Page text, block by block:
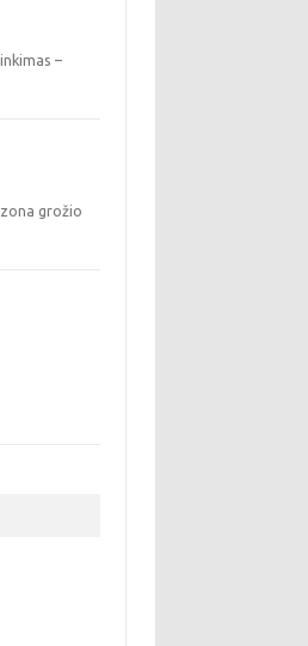
–
grožio